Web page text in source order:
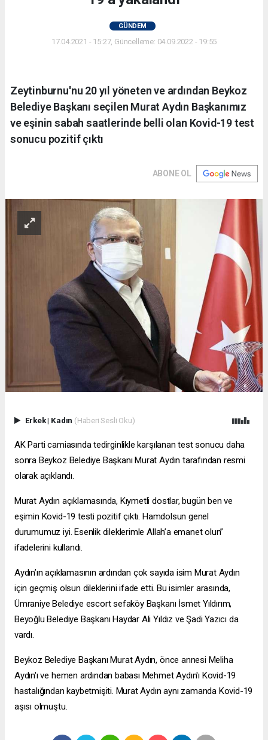
GÜNDEM
17.04.2021 - 15:27, Güncelleme: 04.09.2022 - 19:55
Zeytinburnu'nu 20 yıl yöneten ve ardından Beykoz
Belediye Başkanı seçilen Murat Aydın Başkanımız
ve eşinin sabah saatlerinde belli olan Kovid-19 test
sonucu pozitif çıktı
ABONE OL
Erkek| Kadın (Haberi Sesli Oku)
AK Parti camiasında tedirginlikle karşılanan test sonucu daha
sonra Beykoz Belediye Başkanı Murat Aydın tarafından resmi
olarak açıklandı.
Murat Aydın açıklamasında, Kıymetli dostlar, bugün ben ve
eşimin Kovid-19 testi pozitif çıktı. Hamdolsun genel
durumumuz iyi. Esenlik dileklerimle Allah’a emanet olun”
ifadelerini kullandı.
Aydın’ın açıklamasının ardından çok sayıda isim Murat Aydın
için geçmiş olsun dileklerini ifade etti. Bu isimler arasında,
Ümraniye Belediye escort sefaköyBaşkanı İsmet Yıldırım,
Beyoğlu Belediye Başkanı Haydar Ali Yıldız ve Şadi Yazıcı da
vardı.
Beykoz Belediye Başkanı Murat Aydın, önce annesi Meliha
Aydın'ı ve hemen ardından babası Mehmet Aydın'ı Kovid-19
hastalığından kaybetmişiti. Murat Aydın aynı zamanda Kovid-19
aşısı olmuştu.